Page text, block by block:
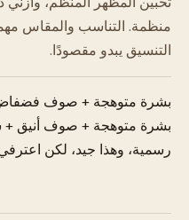
منظمة. التناسب والمقاس
التنسيق يبدو مقصودًا.
بشرة متوهجة + صوف فضفاض
بشرة متوهجة + صوف أنيق +
رسمية، وهذا جيد، لكن